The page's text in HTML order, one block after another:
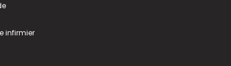
infirmier